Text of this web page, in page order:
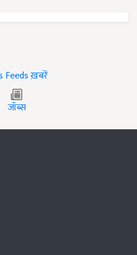
ख़बरें
जॉब्स